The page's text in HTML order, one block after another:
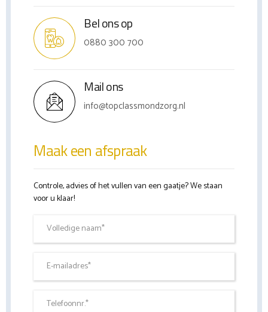
Bel ons op
0880 300 700
Mail ons
info@topclassmondzorg.nl
Maak een afspraak
Controle, advies of het vullen van een gaatje? We staan
voor u klaar!